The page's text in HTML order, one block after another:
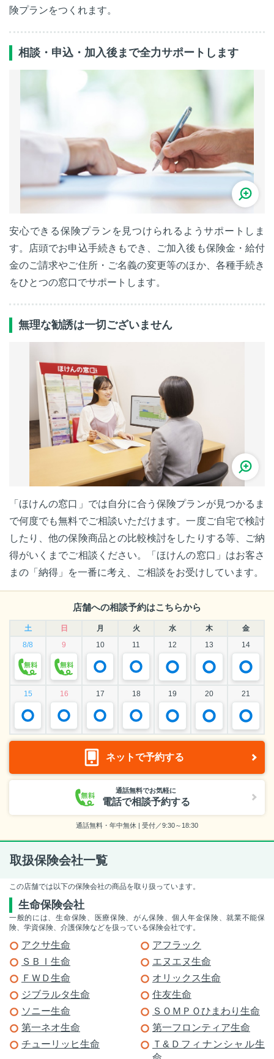
険プランをつくれます。
相談・申込・加入後まで全力サポートします
安心できる保険プランを見つけられるようサポートしま
す。店頭でお申込手続きもでき、ご加入後も保険金・給付
金のご請求やご住所・ご名義の変更等のほか、各種手続き
をひとつの窓口でサポートします。
無理な勧誘は一切ございません
「ほけんの窓口」では自分に合う保険プランが見つかるま
で何度でも無料でご相談いただけます。一度ご自宅で検討
したり、他の保険商品との比較検討をしたりする等、ご納
得がいくまでご相談ください。「ほけんの窓口」はお客さ
まの「納得」を一番に考え、ご相談をお受けしています。
店舗への相談予約はこちらから
土 日 月 火 水 木
金
8/8
9 10 11 12 13 14
15 16 17 18 19 20 21
ネットで予約する
通話無料でお気軽に
電話で相談予約する
通話無料・年中無休 | 受付／9:30～18:30
取扱保険会社一覧
この店舗では以下の保険会社の商品を取り扱っています。
生命保険会社
一般的には、生命保険、医療保険、がん保険、個人年金保険、就業不能保
険、学資保険、介護保険などを扱っている保険会社です。
アクサ生命
アフラック
ＳＢＩ生命
エヌエヌ生命
ＦＷＤ生命
オリックス生命
ジブラルタ生命
住友生命
ソニー生命
ＳＯＭＰＯひまわり生命
第一ネオ生命
第一フロンティア生命
チューリッヒ生命
Ｔ&Ｄフィナンシャル生